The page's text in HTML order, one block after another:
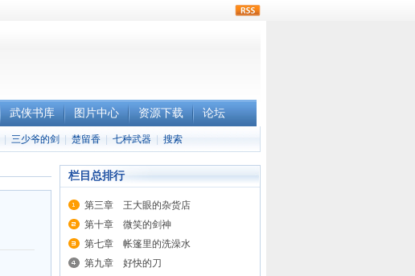
武侠书库 图片中心 资源下载 论坛
三少爷的剑 楚留香 七种武器 搜索
栏目总排行
第三章 王大眼的杂货店
第十章 微笑的剑神
第七章 帐篷里的洗澡水
第九章 好快的刀